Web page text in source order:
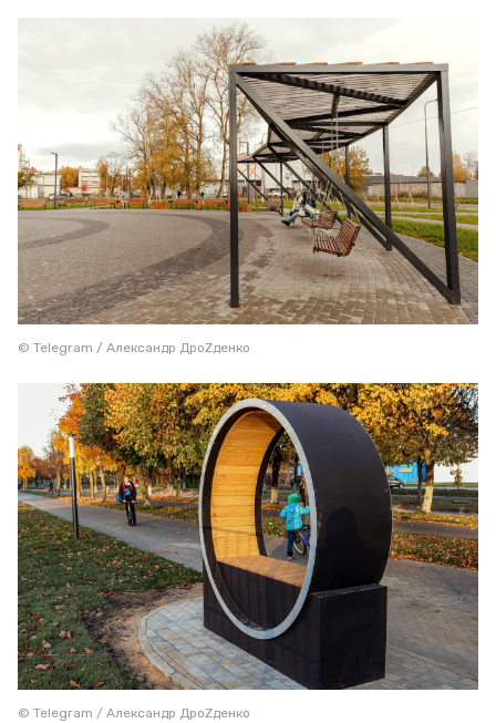
© Telegram / Александр ДроZденко
© Telegram / Александр ДроZденко